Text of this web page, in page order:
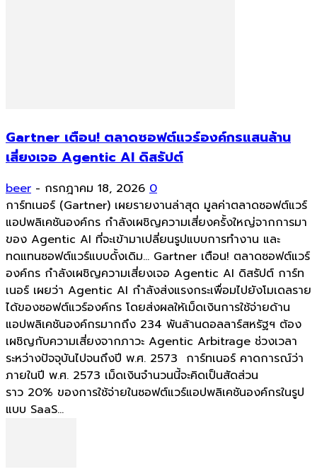
Gartner เตือน! ตลาดซอฟต์แวร์องค์กรแสนล้าน
เสี่ยงเจอ Agentic AI ดิสรัปต์
beer - กรกฎาคม 18, 2026 0
การ์ทเนอร์ (Gartner) เผยรายงานล่าสุด มูลค่าตลาดซอฟต์แวร์
แอปพลิเคชันองค์กร กำลังเผชิญความเสี่ยงครั้งใหญ่จากการมา
ของ Agentic AI ที่จะเข้ามาเปลี่ยนรูปแบบการทำงาน และ
ทดแทนซอฟต์แวร์แบบดั้งเดิม... Gartner เตือน! ตลาดซอฟต์แวร์
องค์กร กำลังเผชิญความเสี่ยงเจอ Agentic AI ดิสรัปต์ การ์ท
เนอร์ เผยว่า Agentic AI กำลังส่งแรงกระเพื่อมไปยังโมเดลราย
ได้ของซอฟต์แวร์องค์กร โดยส่งผลให้เม็ดเงินการใช้จ่ายด้าน
แอปพลิเคชันองค์กรมากถึง 234 พันล้านดอลลาร์สหรัฐฯ ต้อง
เผชิญกับความเสี่ยงจากภาวะ Agentic Arbitrage ช่วงเวลา
ระหว่างปัจจุบันไปจนถึงปี พ.ศ. 2573 การ์ทเนอร์ คาดการณ์ว่า
ภายในปี พ.ศ. 2573 เม็ดเงินจำนวนนี้จะคิดเป็นสัดส่วน
ราว 20% ของการใช้จ่ายในซอฟต์แวร์แอปพลิเคชันองค์กรในรูป
แบบ SaaS...